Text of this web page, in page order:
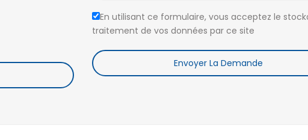
En utilisant ce formulaire, vous acceptez le
traitement de vos données par ce site
Envoyer La Demande
Alasora
Ambatobe
(18)
Ambohibao
Ambohibe
(1)
Ankorondrano(11)
Antaninandro(1)
Antsakaviro (2)
Tamatave